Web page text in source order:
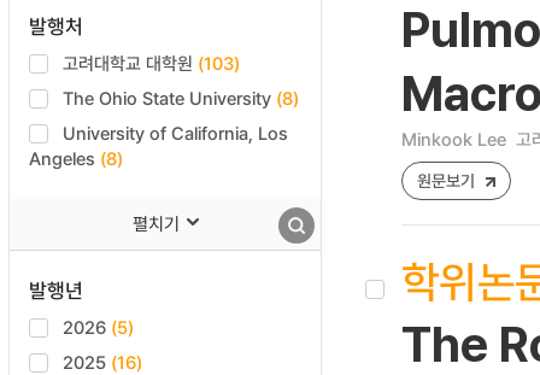
발행처
고려대학교 대학원 (103)
The Ohio State University (8)
University of California, Los
Angeles (8)
펼치기
발행년
2026 (5)
2025 (16)
Minkook Lee 고
원문보기
학위논
The